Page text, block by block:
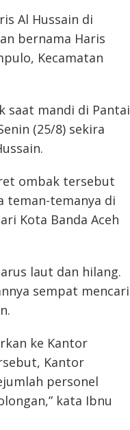
Al Hussain di
bernama Haris
Kecamatan
saat mandi di Pantai
(25/8) sekira
ombak tersebut
teman-temanya di
Kota Banda Aceh
laut dan hilang.
sempat mencari
ke Kantor
Kantor
personel
kata Ibnu